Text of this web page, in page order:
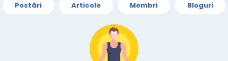
Postări Articole Membri Bloguri